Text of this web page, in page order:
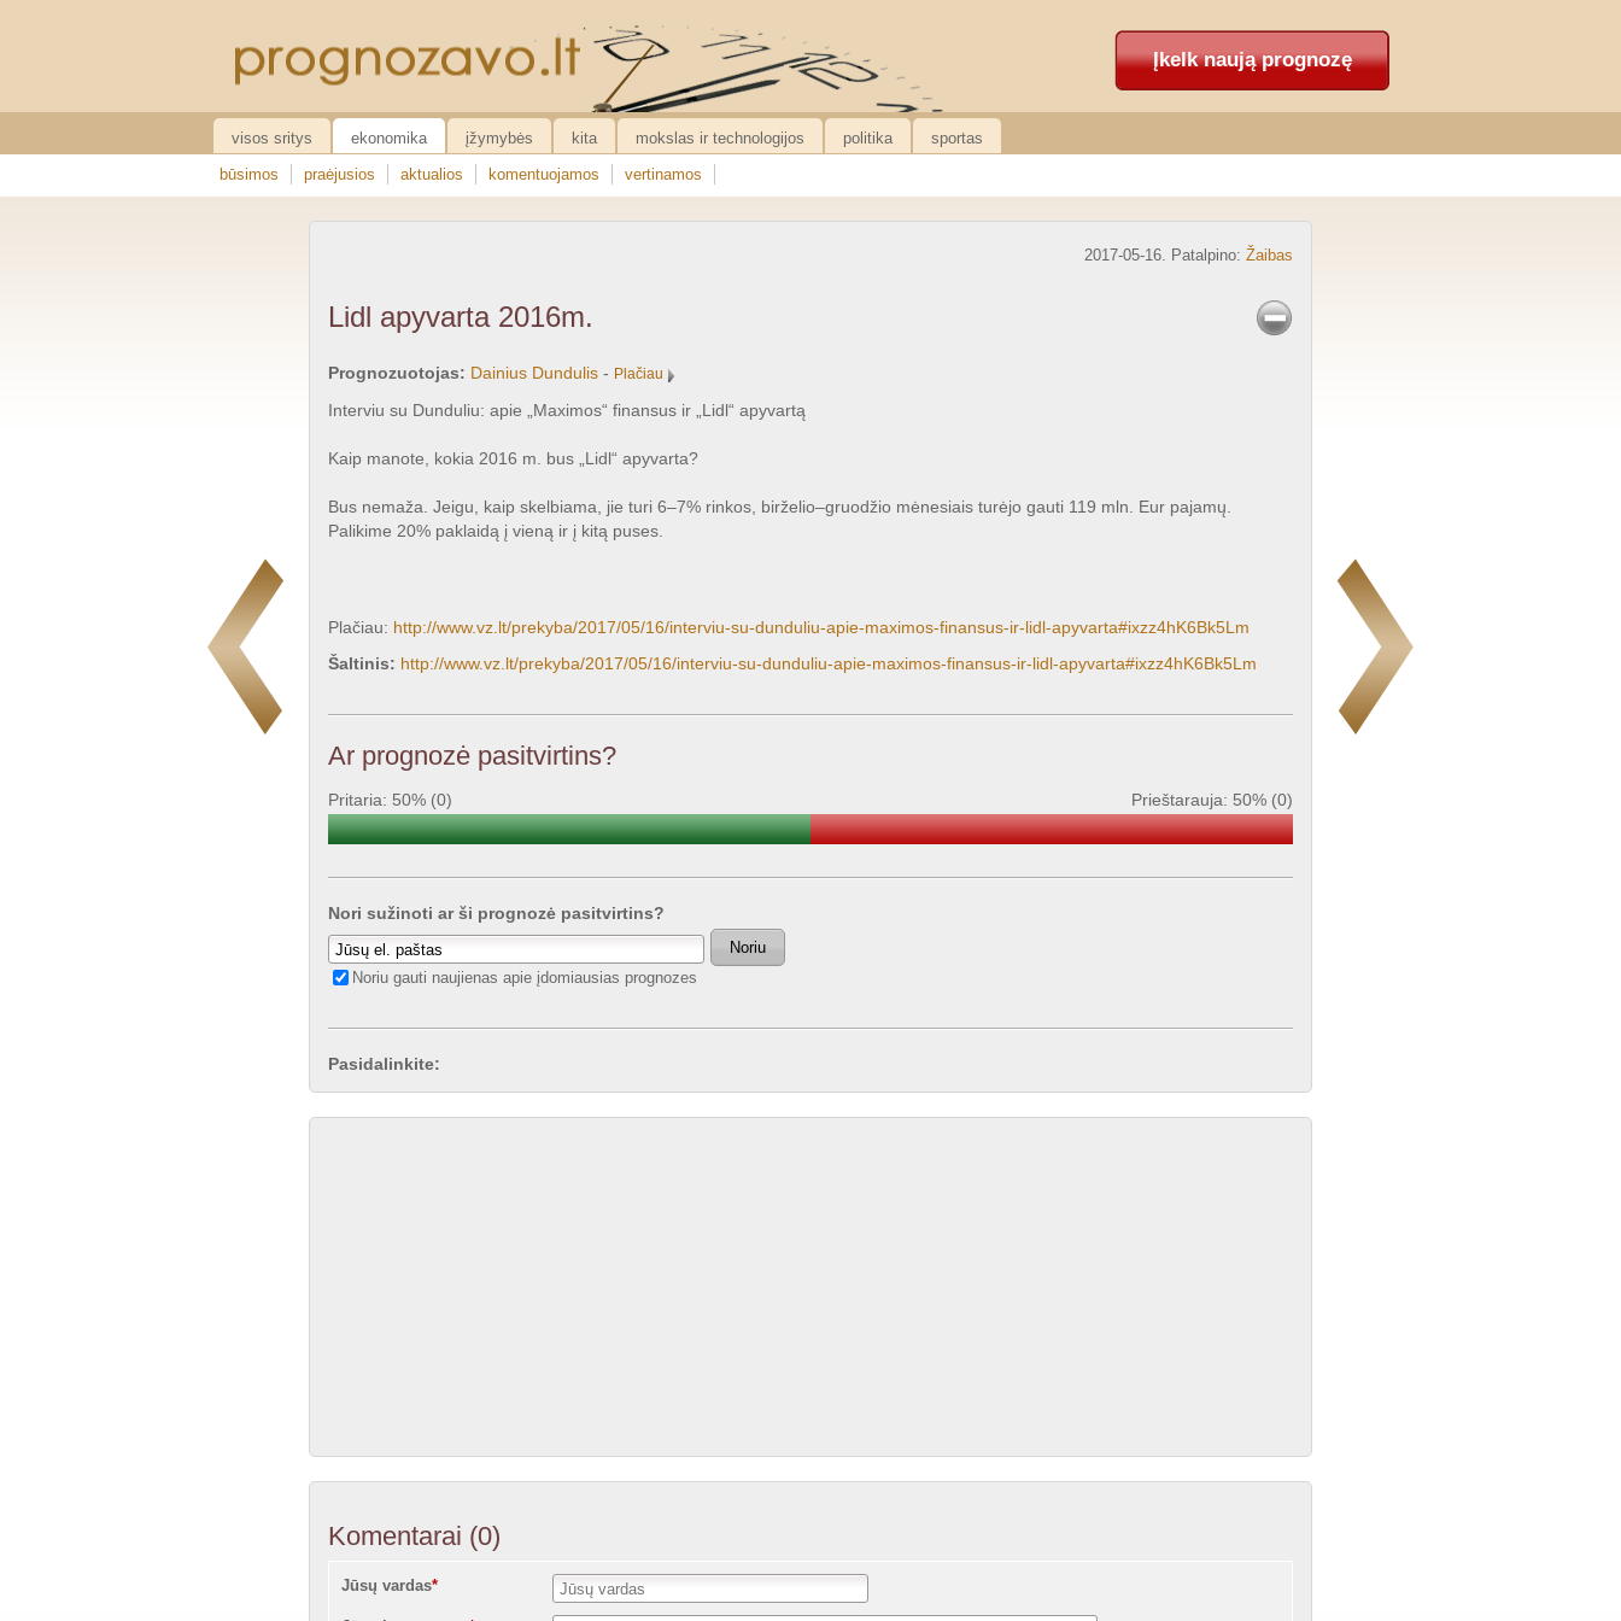
Įkelk naują prognozę
visos sritys ekonomika įžymybės kita mokslas ir technologijos politika
sportas
būsimos
praėjusios aktualios komentuojamos vertinamos
2017-05-16. Patalpino: Žaibas
Lidl apyvarta 2016m.
Prognozuotojas: Dainius Dundulis - Plačiau
Interviu su Dunduliu: apie „Maximos“ finansus ir „Lidl“ apyvartą
Kaip manote, kokia 2016 m. bus „Lidl“ apyvarta?
Bus nemaža. Jeigu, kaip skelbiama, jie turi 6–7% rinkos, birželio–gruodžio mėnesiais turėjo gauti 119 mln. Eur pajamų.
Palikime 20% paklaidą į vieną ir į kitą puses.
Plačiau: http://www.vz.lt/prekyba/2017/05/16/interviu-su-dunduliu-apie-maximos-finansus-ir-lidl-apyvarta#ixzz4hK6Bk5Lm
Šaltinis: http://www.vz.lt/prekyba/2017/05/16/interviu-su-dunduliu-apie-maximos-finansus-ir-lidl-apyvarta#ixzz4hK6Bk5Lm
Ar prognozė pasitvirtins?
Pritaria: 50% (0) Prieštarauja: 50% (0)
Nori sužinoti ar ši prognozė pasitvirtins?
Noriu
Noriu gauti naujienas apie įdomiausias prognozes
Pasidalinkite:
Komentarai (0)
Jūsų vardas*